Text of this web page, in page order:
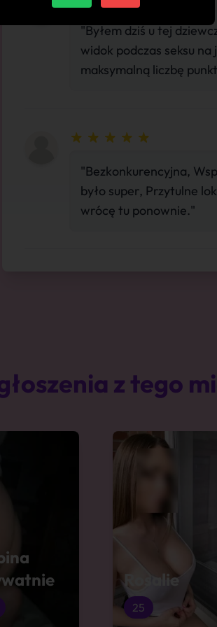
"Byłem dziś u tej
widok podczas seksu
maksymalną liczbę
"Bezkonkurencyjna,
było super, Przytulne
wrócę tu ponownie."
z tego
Rosalie
25